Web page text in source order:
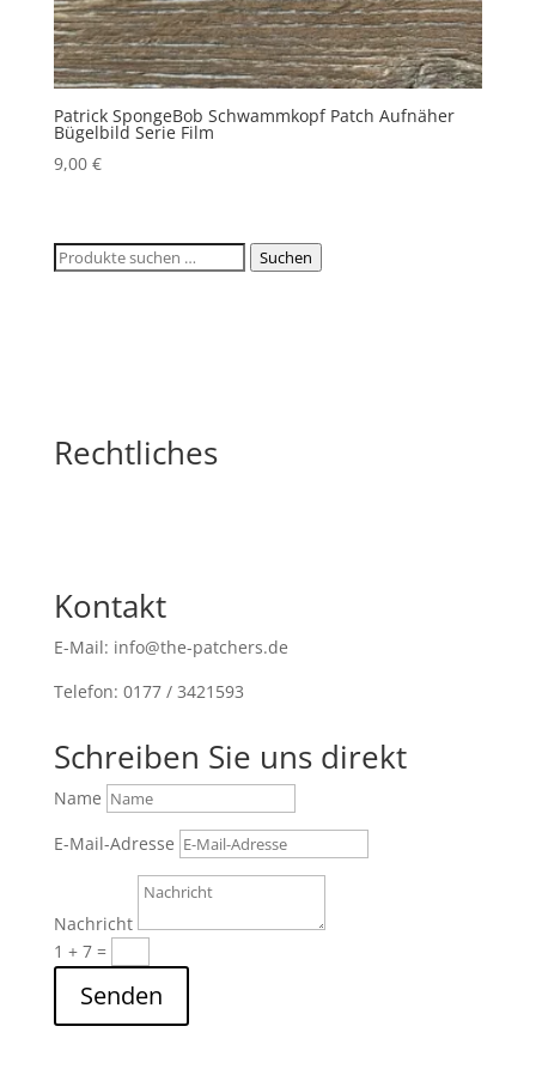
Patrick SpongeBob Schwammkopf Patch Aufnäher
Bügelbild Serie Film
9,00 €
Suchen
Suchen
Rechtliches
Kontakt
E-Mail: info@the-patchers.de
Telefon: 0177 / 3421593
Schreiben Sie uns direkt
Name
E-Mail-Adresse
Nachricht
1 + 7=
Senden